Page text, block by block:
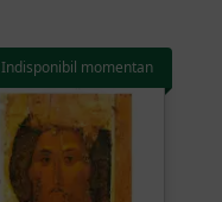
Indisponibil momentan